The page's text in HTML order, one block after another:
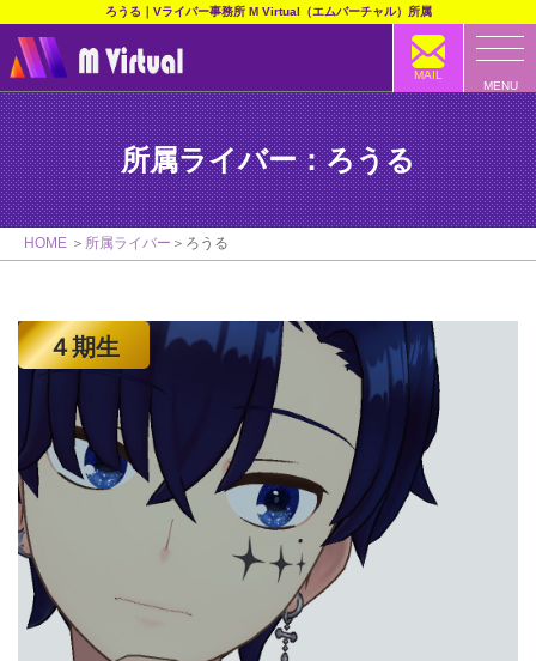
ろうる｜Vライバー事務所 M Virtual（エムバーチャル）所属
MENU
MAIL
所属ライバー：ろうる
HOME 所属ライバー ろうる
４期生